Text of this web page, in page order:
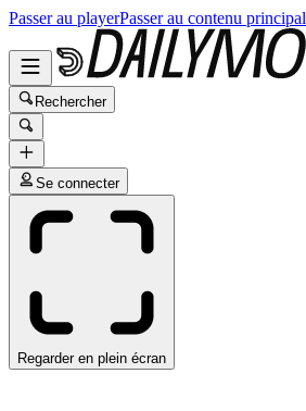
Passer au playerPasser au contenu principal
Rechercher
Se connecter
Regarder en plein écran